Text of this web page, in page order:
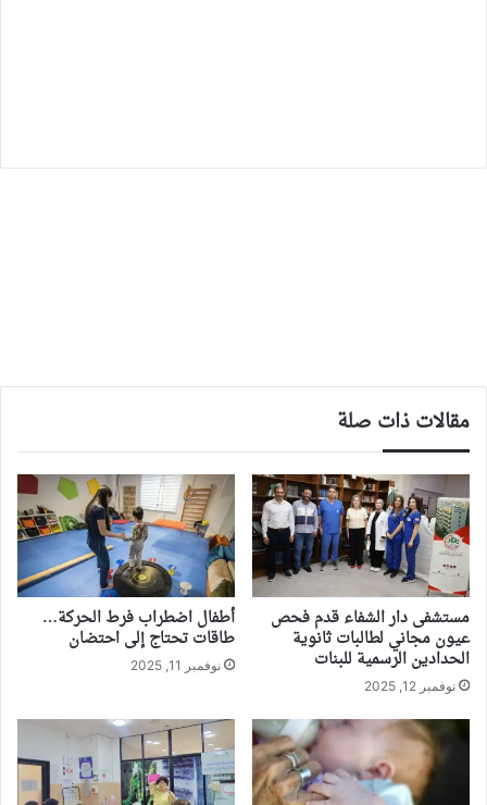
مقالات ذات صلة
مستشفى دار الشفاء قدم فحص
عيون مجاني لطالبات ثانوية
الحدادين الرسمية للبنات
نوفمبر 12, 2025
أطفال اضطراب فرط الحركة…
طاقات تحتاج إلى احتضان
نوفمبر 11, 2025